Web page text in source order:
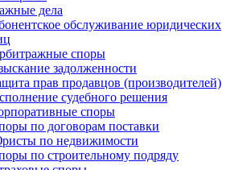
дела
обслуживание юридических
споры
задолженности
прав продавцов (производителей)
судебного решения
споры
по договорам поставки
по недвижимости
по строительному подряду